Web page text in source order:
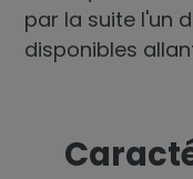
par la suite l'un
disponibles